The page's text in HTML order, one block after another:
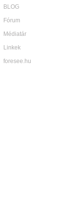
BLOG
Fórum
Médiatár
Linkek
foresee.hu